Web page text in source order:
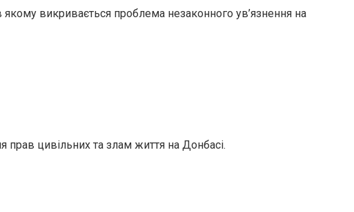
викривається проблема незаконного ув’язнення на
цивільних та злам життя на Донбасі.